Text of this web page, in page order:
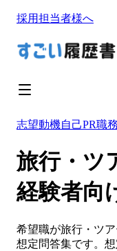
採用担当者様へ
志望動機自己PR職
旅行・ツ
経験者向
希望職が旅行・ツ
想定問答集です。